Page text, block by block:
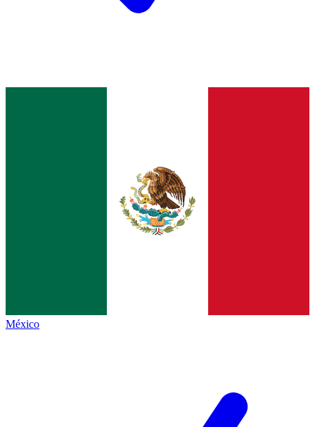
México